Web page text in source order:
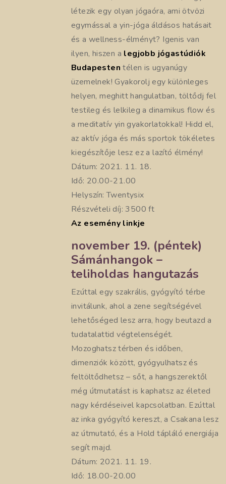
létezik egy olyan jógaóra, ami ötvözi
egymással a yin-jóga áldásos hatásait
és a wellness-élményt? Igenis van
ilyen, hiszen a legjobb jógastúdiók
Budapesten télen is ugyanúgy
üzemelnek! Gyakorolj egy különleges
helyen, meghitt hangulatban, töltődj fel
testileg és lelkileg a dinamikus flow és
a meditatív yin gyakorlatokkal! Hidd el,
az aktív jóga és más sportok tökéletes
kiegészítője lesz ez a lazító élmény!
Dátum: 2021. 11. 18.
Idő: 20.00-21.00
Helyszín: Twentysix
Részvételi díj: 3500 ft
Az esemény linkje
november 19. (péntek)
Sámánhangok –
teliholdas hangutazás
Ezúttal egy szakrális, gyógyító térbe
invitálunk, ahol a zene segítségével
lehetőséged lesz arra, hogy beutazd a
tudatalattid végtelenségét.
Mozoghatsz térben és időben,
dimenziók között, gyógyulhatsz és
feltöltődhetsz – sőt, a hangszerektől
még útmutatást is kaphatsz az életed
nagy kérdéseivel kapcsolatban. Ezúttal
az inka gyógyító kereszt, a Csakana lesz
az útmutató, és a Hold tápláló energiája
segít majd.
Dátum: 2021. 11. 19.
Idő: 18.00-20.00